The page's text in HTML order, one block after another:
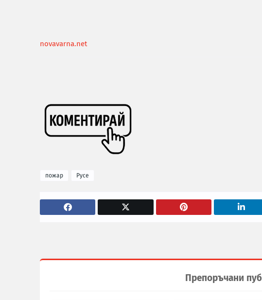
novavarna.net
пожар Русе
Препоръчани